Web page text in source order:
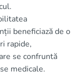
beneficiază de o
rapide,
se confruntă
medicale.